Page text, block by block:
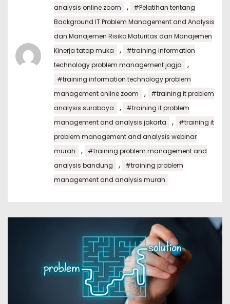
analysis online zoom
,
#Pelatihan tentang
Background IT Problem Management and Analysis
dan Manajemen Risiko Maturitas dan Manajemen
Kinerja tatap muka
,
#training information
technology problem management jogja
,
#training information technology problem
management online zoom
,
#training it problem
analysis surabaya
,
#training it problem
management and analysis jakarta
,
#training it
problem management and analysis webinar
murah
,
#training problem management and
analysis bandung
,
#training problem
management and analysis murah